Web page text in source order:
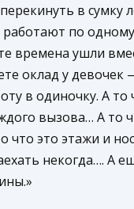
в сумку
работают по
времена ушли
оклад у девочек
в одиночку. А
вызова… А то
что это этажи и
некогда…. А